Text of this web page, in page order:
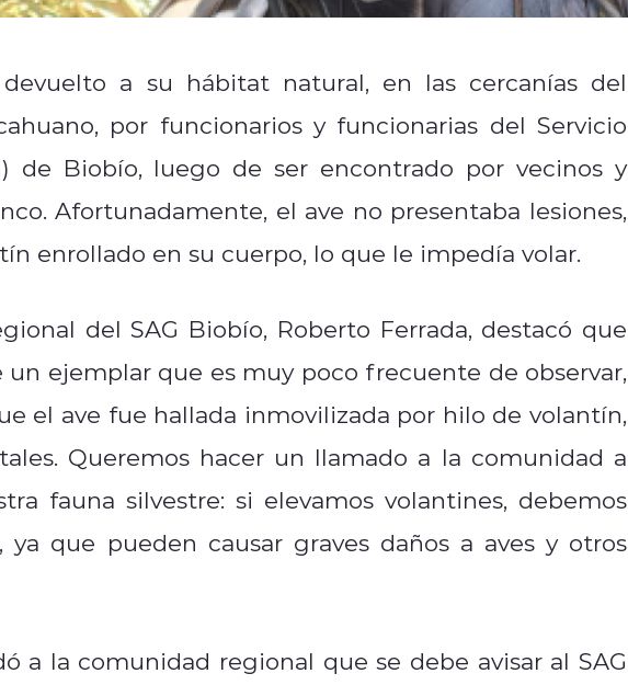
a su hábitat natural, en las cercanías del
por funcionarios y funcionarias del Servicio
de Biobío, luego de ser encontrado por vecinos y
Afortunadamente, el ave no presentaba lesiones,
enrollado en su cuerpo, lo que le impedía volar.
del SAG Biobío, Roberto Ferrada, destacó que
un ejemplar que es muy poco frecuente de observar,
el ave fue hallada inmovilizada por hilo de volantín,
Queremos hacer un llamado a la comunidad a
fauna silvestre: si elevamos volantines, debemos
que pueden causar graves daños a aves y otros
a la comunidad regional que se debe avisar al SAG